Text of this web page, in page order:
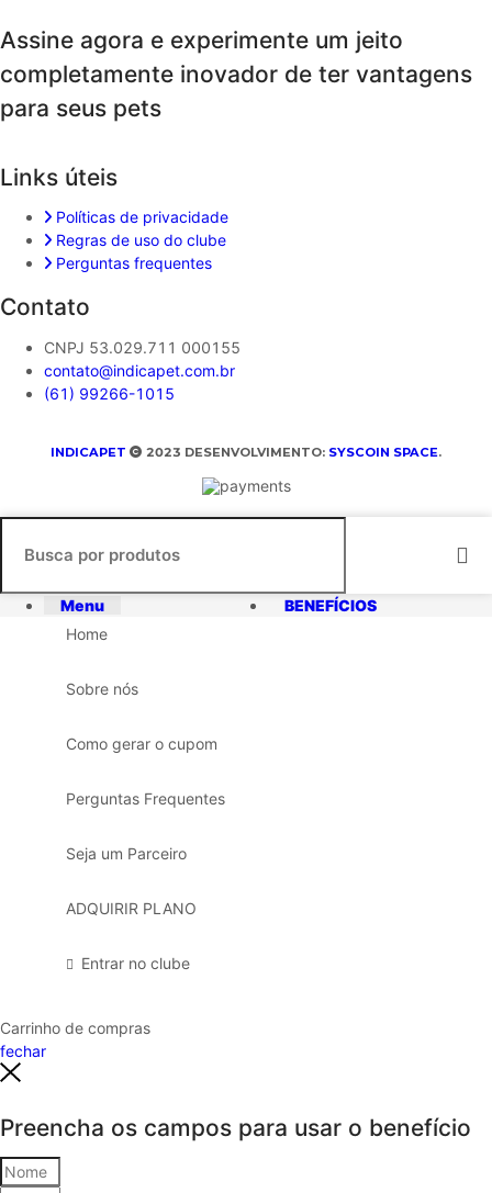
Assine agora e experimente um jeito
completamente inovador de ter vantagens
para seus pets
Links úteis
Políticas de privacidade
Regras de uso do clube
Perguntas frequentes
Contato
CNPJ 53.029.711 000155
contato@indicapet.com.br
(61) 99266-1015
INDICAPET 2023 DESENVOLVIMENTO: SYSCOIN SPACE.
Menu
BENEFÍCIOS
Home
Sobre nós
Como gerar o cupom
Perguntas Frequentes
Seja um Parceiro
ADQUIRIR PLANO
Entrar no clube
Carrinho de compras
fechar
Preencha os campos para usar o benefício